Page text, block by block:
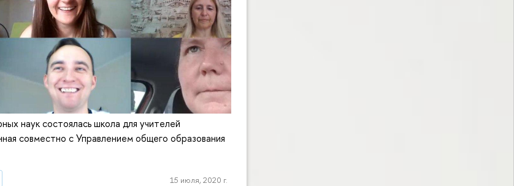
наук состоялась школа для учителей
совместно с Управлением общего образования
15 июля, 2020 г.